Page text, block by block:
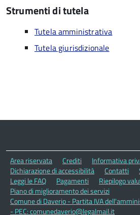
Strumenti di tutela
Tutela amministrativa
Tutela giurisdizionale
Area riservata Crediti Informativa
Dichiarazione di accessibilità
Contatti
Leggi le FAQ
Pagamenti
Riepilogo
Piano di miglioramento dei servizi
Comune di Daverio - Partita IVA
- PEC: comunedaverio@legalmail.it